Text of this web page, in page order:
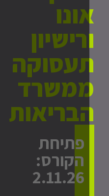
פתיחת
הקורס:
2.11.26